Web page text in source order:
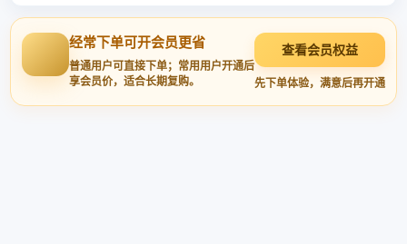
经常下单可开会员更省
普通用户可直接下单；常用用户开通后
享会员价，适合长期复购。
查看会员权益
先下单体验，满意后再开通